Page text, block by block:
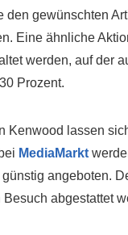
gewünschten
Eine ähnliche
werden, auf der
Prozent.
Kenwood lassen
MediaMarkt
angeboten.
abgestattet